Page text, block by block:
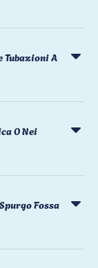
Tubazioni A
O Nei
Fossa